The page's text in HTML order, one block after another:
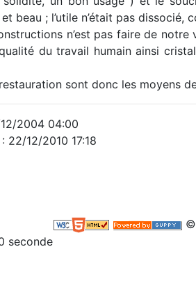
beau ; l’utile n’était pas dissocié,
n’est pas faire de
du travail humain ainsi
sont donc les moyens
2004 04:00
22/12/2010 17:18
©
seconde